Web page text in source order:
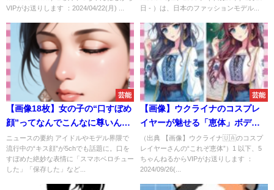
VIPがお送りします ：2024/04/22(月) ...
日 - ）は、日本のファッションモデル...
芸能
【画像18枚】女の子の“口すぼめ
顔”ってなんでこんなに尊いん
や…
ニュースの要約 アイドルやモデル界隈で
流行中の“キス顔”が5chでも話題に。口を
すぼめた絶妙な表情に「スマホベロチュー
した」「保存した」など...
芸能
【画像】ウクライナのコスプレ
イヤーが魅せる「恵体」ボディ
ｗｗｗｗｗｗｗｗｗｗｗｗｗｗ
ｗｗｗｗｗｗ
（出典 【画像】ウクライナ🇺🇦のコスプ
レイヤーさんの“これぞ恵体”）1 以下、5
ちゃんねるからVIPがお送りします ：
2024/09/26(...